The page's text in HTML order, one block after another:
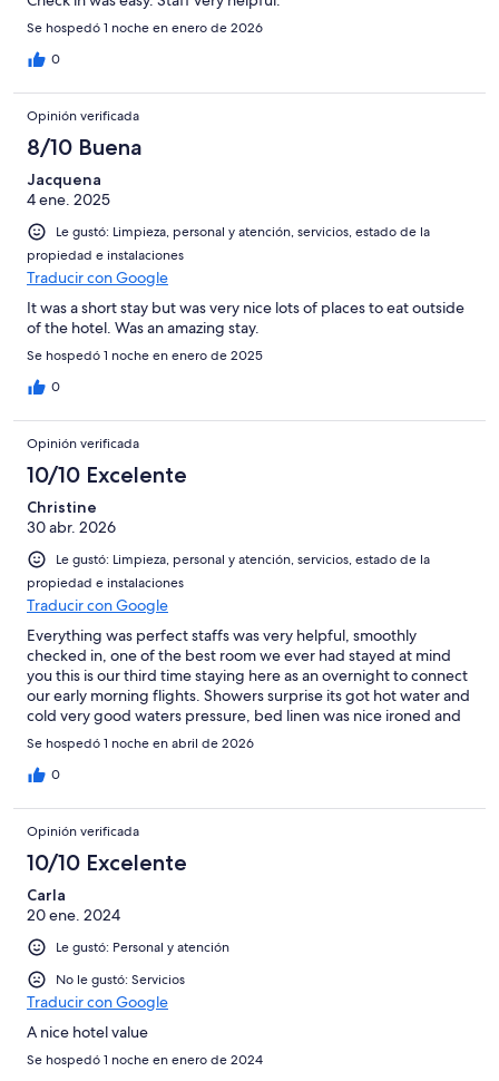
Se hospedó 1 noche en enero de 2026
0
Opinión verificada
8/10 Buena
Jacquena
4 ene. 2025
Le gustó: Limpieza, personal y atención, servicios, estado de la
propiedad e instalaciones
Traducir con Google
It was a short stay but was very nice lots of places to eat outside
of the hotel. Was an amazing stay.
Se hospedó 1 noche en enero de 2025
0
Opinión verificada
10/10 Excelente
Christine
30 abr. 2026
Le gustó: Limpieza, personal y atención, servicios, estado de la
propiedad e instalaciones
Traducir con Google
Everything was perfect staffs was very helpful, smoothly
checked in, one of the best room we ever had stayed at mind
you this is our third time staying here as an overnight to connect
our early morning flights. Showers surprise its got hot water and
cold very good waters pressure, bed linen was nice ironed and
clean. The building needs painting and please some nice
decent towels as the towels are terrible quality at your hotel ❤️
Se hospedó 1 noche en abril de 2026
0
Opinión verificada
10/10 Excelente
Carla
20 ene. 2024
Le gustó: Personal y atención
No le gustó: Servicios
Traducir con Google
A nice hotel value
Se hospedó 1 noche en enero de 2024